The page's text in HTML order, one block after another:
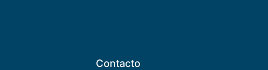
Contacto